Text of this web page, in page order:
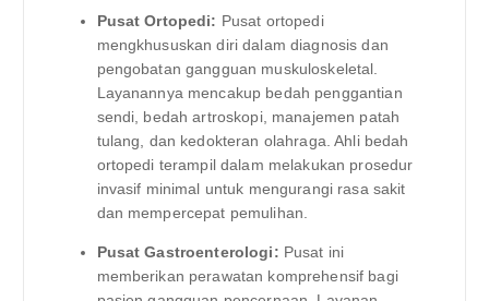
Pusat Ortopedi: Pusat ortopedi
mengkhususkan diri dalam diagnosis dan
pengobatan gangguan muskuloskeletal.
Layanannya mencakup bedah penggantian
sendi, bedah artroskopi, manajemen patah
tulang, dan kedokteran olahraga. Ahli bedah
ortopedi terampil dalam melakukan prosedur
invasif minimal untuk mengurangi rasa sakit
dan mempercepat pemulihan.
Pusat Gastroenterologi: Pusat ini
memberikan perawatan komprehensif bagi